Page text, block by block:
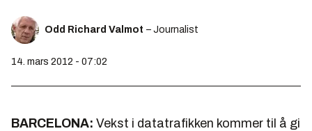
Odd Richard Valmot – Journalist
14. mars 2012 - 07:02
BARCELONA: Vekst i datatrafikken kommer til å gi